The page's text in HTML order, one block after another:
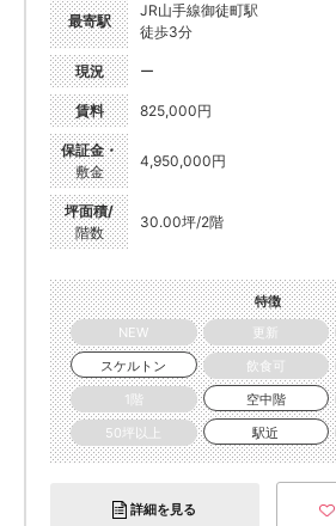
最寄駅
JR山手線御徒町駅
徒歩3分
現況 ー
賃料 825,000円
保証金・
敷金
4,950,000円
坪面積/
階数
30.00坪/2階
特徴
NEW
更新
スケルトン
飲食可
1階
空中階
50坪以上
駅近
詳細を見る